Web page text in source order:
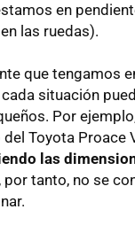
en
las ruedas).
que tengamos
situación
Por
Toyota Proace
las
por tanto, no se